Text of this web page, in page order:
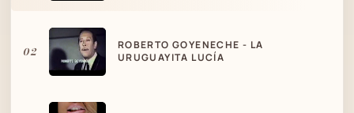
02
ROBERTO GOYENECHE - LA
URUGUAYITA LUCÍA